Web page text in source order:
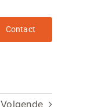
Contact
Volgende